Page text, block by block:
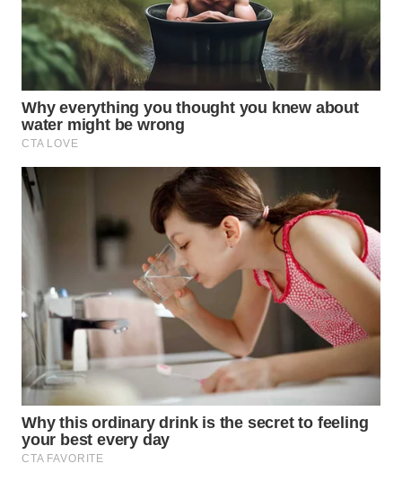
WN
GORONTALO
WN
WN
MALUKU
DAIRI
WN
DANAU
TOBA
WN
NIAS